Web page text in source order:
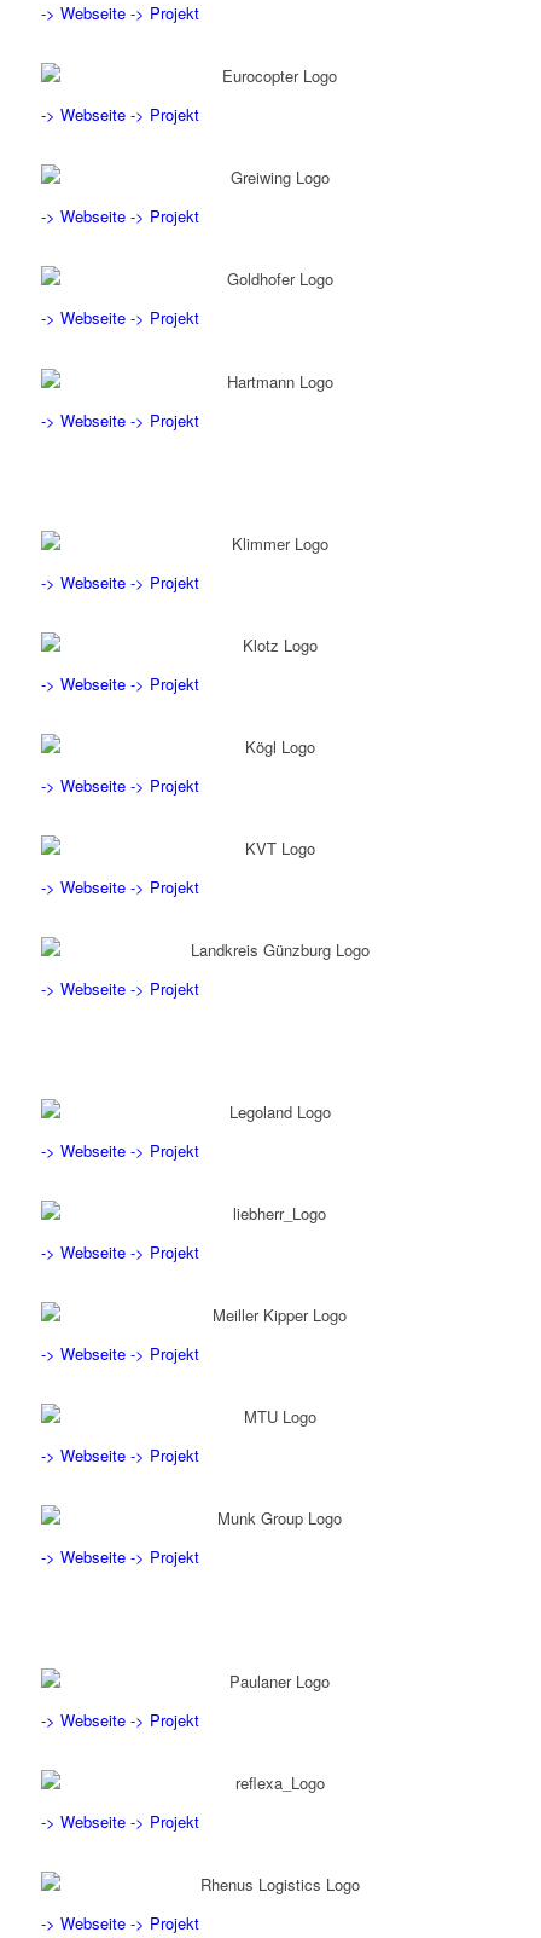
-> Webseite -> Projekt
-> Webseite -> Projekt
-> Webseite -> Projekt
-> Webseite -> Projekt
-> Webseite -> Projekt
-> Webseite -> Projekt
-> Webseite -> Projekt
-> Webseite -> Projekt
-> Webseite -> Projekt
-> Webseite -> Projekt
-> Webseite -> Projekt
-> Webseite -> Projekt
-> Webseite -> Projekt
-> Webseite -> Projekt
-> Webseite -> Projekt
-> Webseite -> Projekt
-> Webseite -> Projekt
-> Webseite -> Projekt